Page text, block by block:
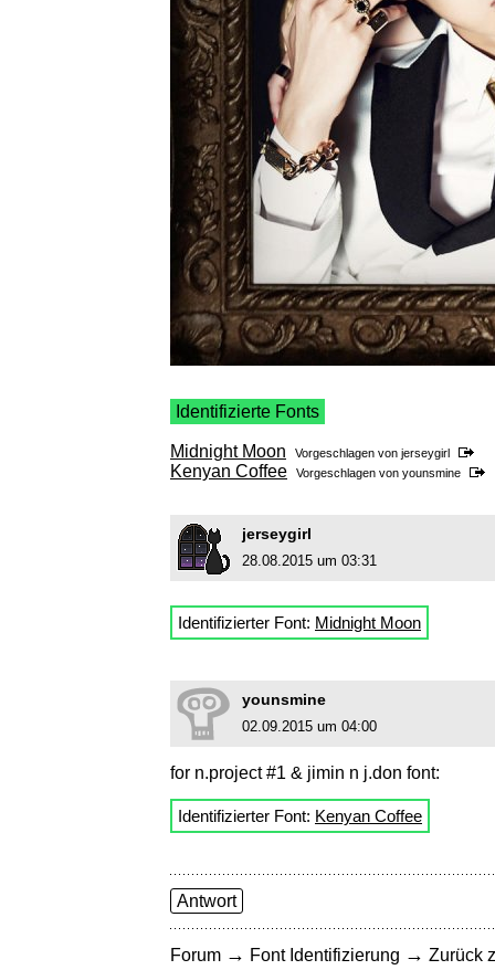
Identifizierte Fonts
Midnight Moon Vorgeschlagen von jerseygirl
Kenyan Coffee Vorgeschlagen von younsmine
jerseygirl
28.08.2015 um 03:31
Identifizierter Font: Midnight Moon
younsmine
02.09.2015 um 04:00
for n.project #1 & jimin n j.don font:
Identifizierter Font: Kenyan Coffee
Antwort
Forum → Font Identifizierung → Zurück